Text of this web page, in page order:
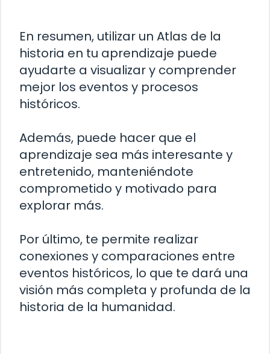
En resumen, utilizar un Atlas de la
historia en tu aprendizaje puede
ayudarte a visualizar y comprender
mejor los eventos y procesos
históricos.
Además, puede hacer que el
aprendizaje sea más interesante y
entretenido, manteniéndote
comprometido y motivado para
explorar más.
Por último, te permite realizar
conexiones y comparaciones entre
eventos históricos, lo que te dará una
visión más completa y profunda de la
historia de la humanidad.